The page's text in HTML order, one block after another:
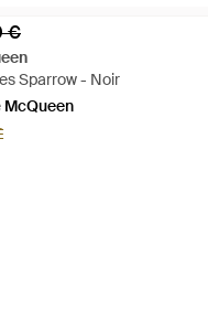
€
Sparrow - Noir
McQueen